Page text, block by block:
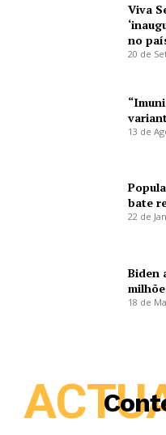
Viva
no
20 de
13 de
bate
22 de
Biden
18 de